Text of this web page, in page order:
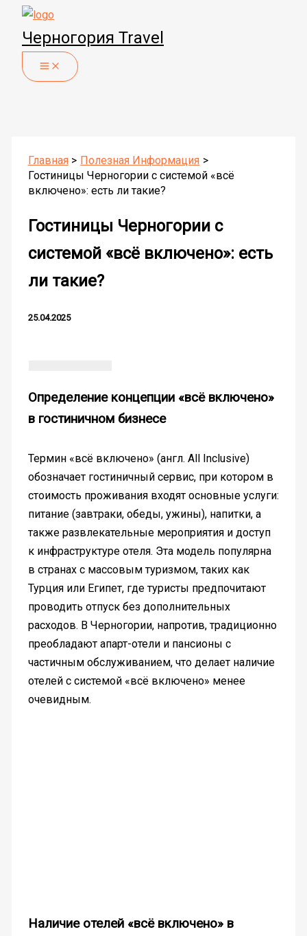
Перейти
содержимому
Черногория Travel
Главная
Полезная Информация
Гостиницы Черногории с системой «всё
включено»: есть ли такие?
Гостиницы Черногории с
системой «всё включено»: есть
ли такие?
25.04.2025
Определение концепции «всё включено»
в гостиничном бизнесе
Термин «всё включено» (англ. All Inclusive)
обозначает гостиничный сервис, при котором в
стоимость проживания входят основные услуги:
питание (завтраки, обеды, ужины), напитки, а
также развлекательные мероприятия и доступ
к инфраструктуре отеля. Эта модель популярна
в странах с массовым туризмом, таких как
Турция или Египет, где туристы предпочитают
проводить отпуск без дополнительных
расходов. В Черногории, напротив, традиционно
преобладают апарт-отели и пансионы с
частичным обслуживанием, что делает наличие
отелей с системой «всё включено» менее
очевидным.
Наличие отелей «всё включено» в